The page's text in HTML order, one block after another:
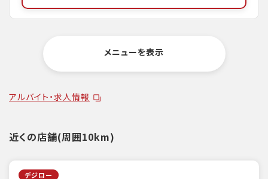
メニューを表示
アルバイト・求人情報
近くの店舗(周囲10km)
デジロー